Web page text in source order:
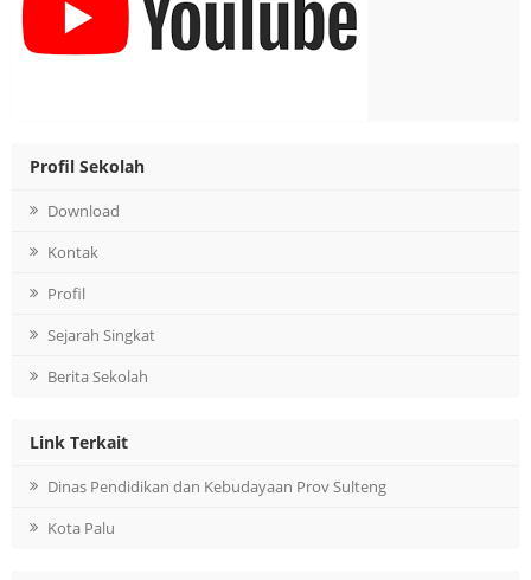
Profil Sekolah
Download
Kontak
Profil
Sejarah Singkat
Berita Sekolah
Link Terkait
Dinas Pendidikan dan Kebudayaan Prov Sulteng
Kota Palu